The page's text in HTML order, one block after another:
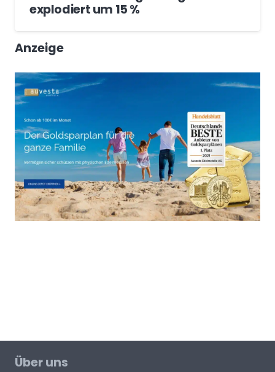
explodiert um 15 %
Anzeige
Über uns